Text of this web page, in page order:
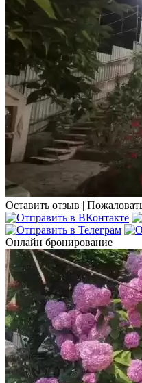
Оставить отзыв |
Онлайн бронирование